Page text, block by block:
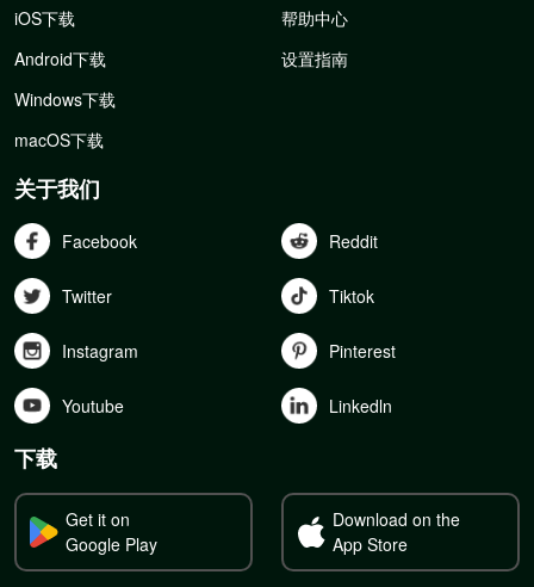
iOS下载
Android下载
Windows下载
macOS下载
帮助中心
设置指南
关于我们
Facebook Reddit
Twitter Tiktok
Instagram Pinterest
Youtube Linkedln
下载
Get it on
Google Play
Download on the
App Store